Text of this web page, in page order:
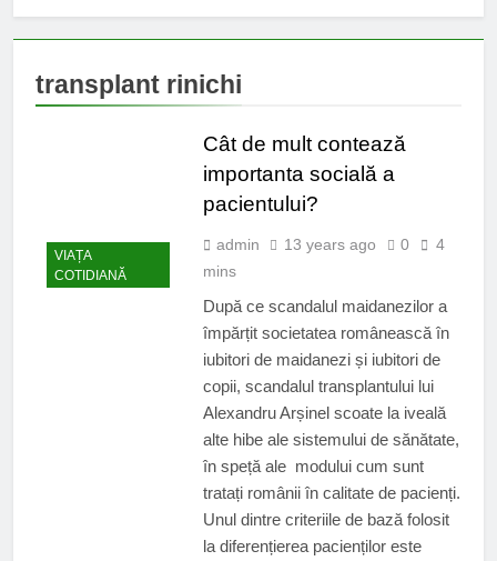
transplant rinichi
VIAȚA
COTIDIANĂ
Cât de mult contează
importanta socială a
pacientului?
admin 13 years ago 0
4
mins
După ce scandalul maidanezilor a
împărțit societatea românească în
iubitori de maidanezi și iubitori de
copii, scandalul transplantului lui
Alexandru Arșinel scoate la iveală
alte hibe ale sistemului de sănătate,
în speță ale modului cum sunt
tratați românii în calitate de pacienți.
Unul dintre criteriile de bază folosit
la diferențierea pacienților este